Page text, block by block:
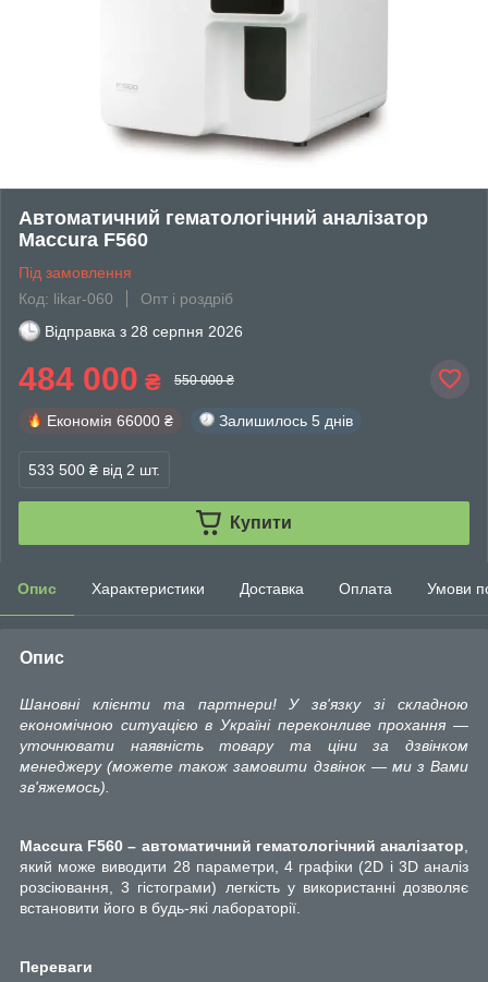
Автоматичний гематологічний аналізатор
Maccura F560
Під замовлення
Код: likar-060
Опт і роздріб
Відправка з 28 серпня 2026
484 000 ₴ 550 000 ₴
Економія 66000 ₴ Залишилось 5 днів
533 500 ₴ від 2 шт.
Купити
Опис Характеристики Доставка Оплата Умови
Опис
Шановні клієнти та партнери! У зв'язку зі складною
економічною ситуацією в Україні переконливе прохання —
уточнювати наявність товару та ціни за дзвінком
менеджеру (можете також замовити дзвінок — ми з Вами
зв'яжемось).
Maccura F560 – автоматичний гематологічний аналізатор
який може виводити 28 параметри, 4 графіки (2D і 3D аналіз
розсіювання, 3 гістограми) легкість у використанні дозволяє
встановити його в будь-які лабораторії.
Переваги